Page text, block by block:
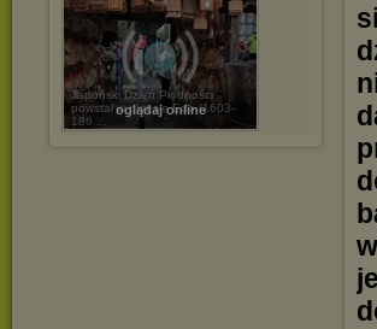
oglądaj online
Japoński Dzień Płodności
powstał w okresie Edo (1603-
186 ...